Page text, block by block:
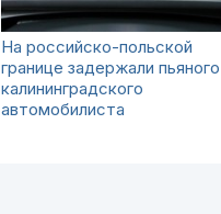
На российско-польской
границе задержали пьяного
калининградского
автомобилиста